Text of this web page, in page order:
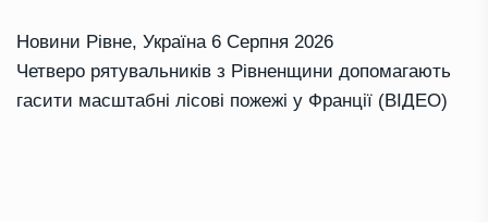
Новини Рівне, Україна 6 Серпня 2026
Четверо рятувальників з Рівненщини допомагають
гасити масштабні лісові пожежі у Франції (ВІДЕО)